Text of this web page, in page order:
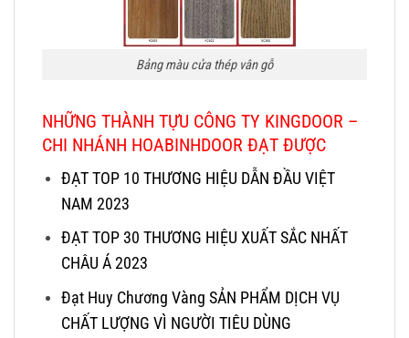
Bảng màu cửa thép vân gỗ
NHỮNG THÀNH TỰU CÔNG TY KINGDOOR –
CHI NHÁNH HOABINHDOOR ĐẠT ĐƯỢC
ĐẠT TOP 10 THƯƠNG HIỆU DẪN ĐẦU VIỆT
NAM 2023
ĐẠT TOP 30 THƯƠNG HIỆU XUẤT SẮC NHẤT
CHÂU Á 2023
Đạt Huy Chương Vàng SẢN PHẨM DỊCH VỤ
CHẤT LƯỢNG VÌ NGƯỜI TIÊU DÙNG